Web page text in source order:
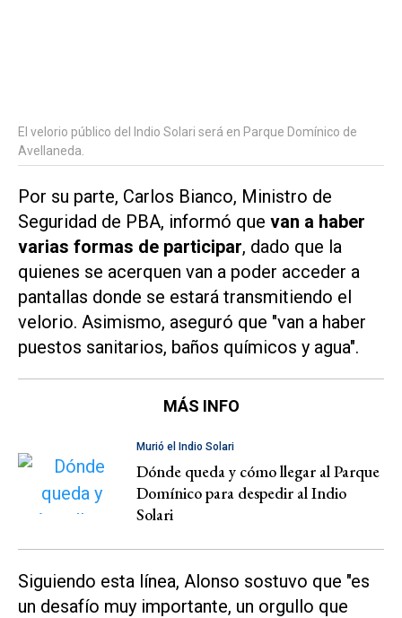
El velorio público del Indio Solari será en Parque Domínico de
Avellaneda.
Por su parte, Carlos Bianco, Ministro de
Seguridad de PBA, informó que van a haber
varias formas de participar, dado que la
quienes se acerquen van a poder acceder a
pantallas donde se estará transmitiendo el
velorio. Asimismo, aseguró que "van a haber
puestos sanitarios, baños químicos y agua".
MÁS INFO
Murió el Indio Solari
Dónde queda y cómo llegar al Parque
Domínico para despedir al Indio
Solari
Siguiendo esta línea, Alonso sostuvo que "es
un desafío muy importante, un orgullo que